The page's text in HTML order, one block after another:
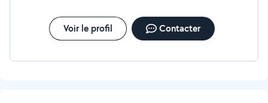
Voir le profil Contacter